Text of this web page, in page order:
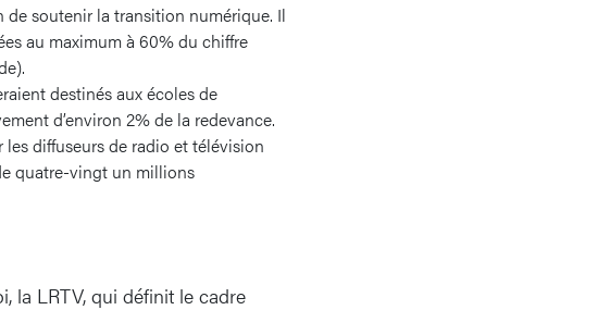
de soutenir la transition numérique. Il
au maximum à 60% du chiffre
destinés aux écoles de
d’environ 2% de la redevance.
diffuseurs de radio et télévision
quatre-vingt un millions
la LRTV, qui définit le cadre